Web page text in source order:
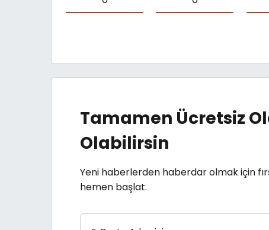
Tamamen Ücretsiz
Olabilirsin
Yeni haberlerden haberdar olmak için
hemen başlat.